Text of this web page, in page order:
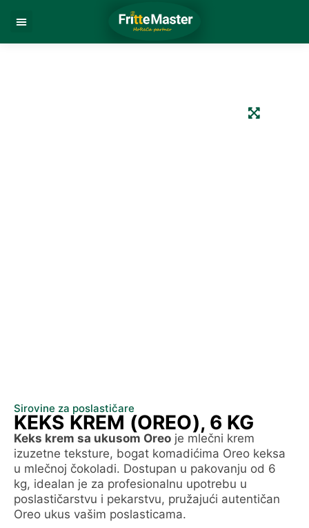
Sirovine za poslastičare
KEKS KREM (OREO), 6 KG
Keks krem sa ukusom Oreo je mlečni krem
izuzetne teksture, bogat komadićima Oreo keksa
u mlečnoj čokoladi. Dostupan u pakovanju od 6
kg, idealan je za profesionalnu upotrebu u
poslastičarstvu i pekarstvu, pružajući autentičan
Oreo ukus vašim poslasticama.